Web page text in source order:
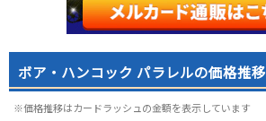
ボア・ハンコック パラレルの価格推移
※価格推移はカードラッシュの金額を表示しています